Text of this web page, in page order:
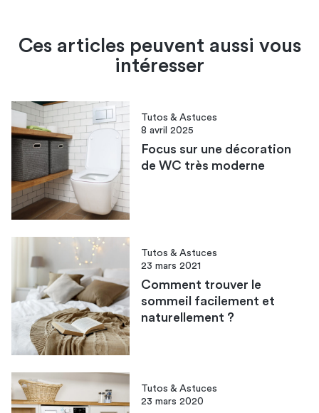
Ces articles peuvent aussi vous
intéresser
Tutos & Astuces
8 avril 2025
Focus sur une décoration
de WC très moderne
Tutos & Astuces
23 mars 2021
Comment trouver le
sommeil facilement et
naturellement ?
Tutos & Astuces
23 mars 2020